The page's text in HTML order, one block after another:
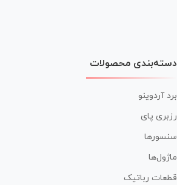
دسته‌بندی محصولات
برد آردوینو
رزبری پای
سنسورها
ماژول‌ها
قطعات رباتیک